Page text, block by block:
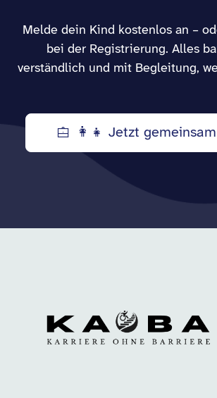
Melde dein Kind kostenlos an –
bei der Registrierung. Alles
verständlich und mit Begleitung,
👩‍👧 Jetzt